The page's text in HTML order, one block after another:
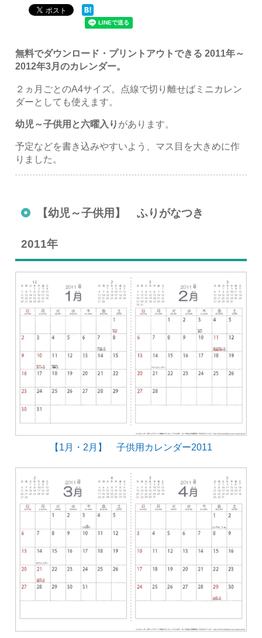
無料でダウンロード・プリントアウトできる 2011年～
2012年3月のカレンダー。
２ヵ月ごとのA4サイズ。点線で切り離せばミニカレン
ダーとしても使えます。
幼児～子供用と六曜入り があります。
予定などを書き込みやすいよう、マス目を大きめに作
りました。
【幼児～子供用】 ふりがなつき
2011年
【1月・2月】 子供用カレンダー2011